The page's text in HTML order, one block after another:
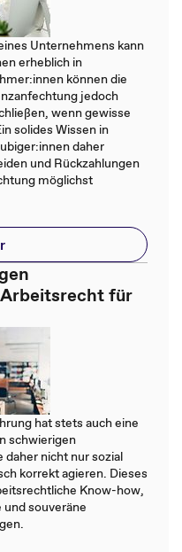
Unternehmens kann
erheblich in
können die
jedoch
wenn gewisse
solides Wissen in
daher
und Rückzahlungen
möglichst
für
hat stets auch eine
schwierigen
nicht nur sozial
korrekt agieren. Dieses
Know-how,
souveräne